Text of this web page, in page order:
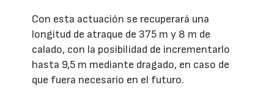
Con esta actuación se recuperará una
longitud de atraque de 375 m y 8 m de
calado, con la posibilidad de incrementarlo
hasta 9,5 m mediante dragado, en caso de
que fuera necesario en el futuro.